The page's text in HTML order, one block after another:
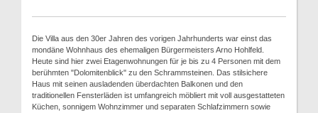
Die Villa aus den 30er Jahren des vorigen Jahrhunderts war einst das
mondäne Wohnhaus des ehemaligen Bürgermeisters Arno Hohlfeld.
Heute sind hier zwei Etagenwohnungen für je bis zu 4 Personen mit dem
berühmten "Dolomitenblick" zu den Schrammsteinen. Das stilsichere
Haus mit seinen ausladenden überdachten Balkonen und den
traditionellen Fensterläden ist umfangreich möbliert mit voll ausgestatteten
Küchen, sonnigem Wohnzimmer und separaten Schlafzimmern sowie